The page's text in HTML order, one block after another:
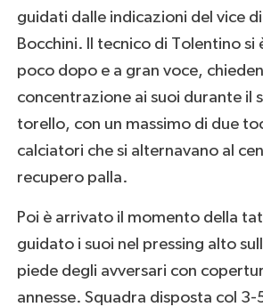
guidati dalle indicazioni del vice
Bocchini. Il tecnico di Tolentino si
poco dopo e a gran voce,
concentrazione ai suoi durante il
torello, con un massimo di due
calciatori che si alternavano al
recupero palla.
Poi è arrivato il momento della
guidato i suoi nel pressing alto
piede degli avversari con
annesse. Squadra disposta col 3-